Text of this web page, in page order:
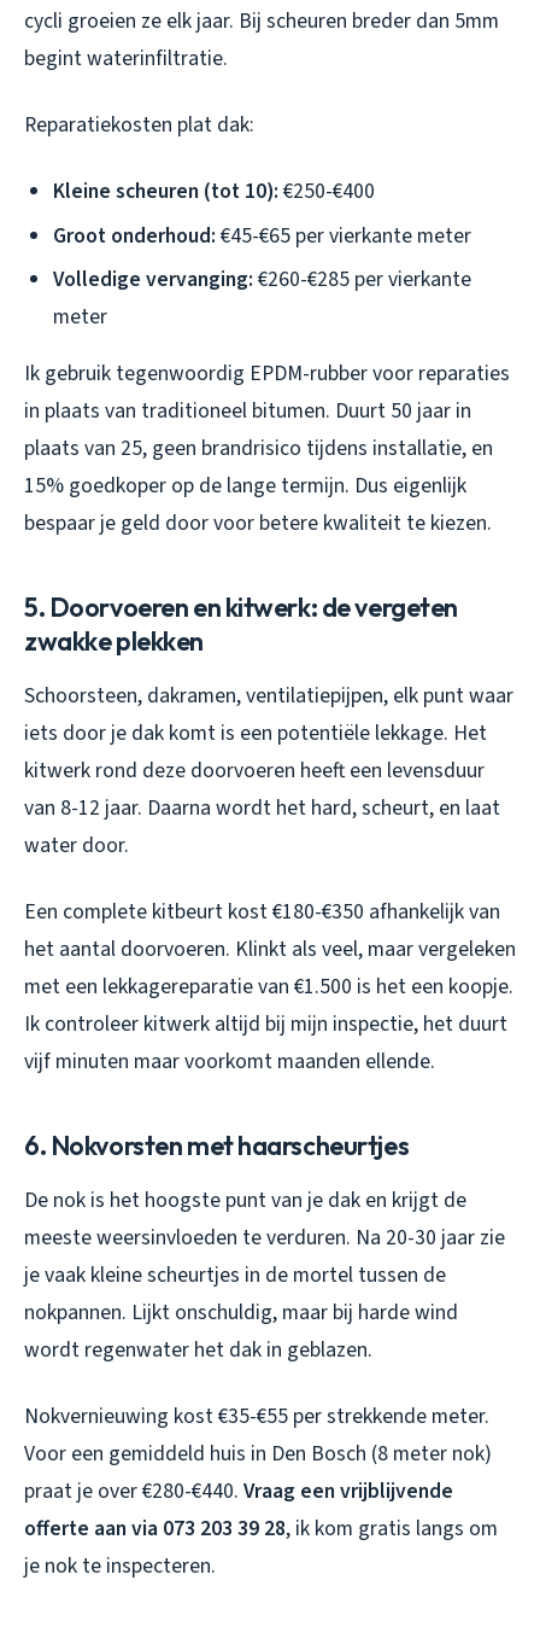
cycli groeien ze elk jaar. Bij scheuren breder dan 5mm
begint waterinfiltratie.
Reparatiekosten plat dak:
Kleine scheuren (tot 10): €250-€400
Groot onderhoud: €45-€65 per vierkante meter
Volledige vervanging: €260-€285 per vierkante
meter
Ik gebruik tegenwoordig EPDM-rubber voor reparaties
in plaats van traditioneel bitumen. Duurt 50 jaar in
plaats van 25, geen brandrisico tijdens installatie, en
15% goedkoper op de lange termijn. Dus eigenlijk
bespaar je geld door voor betere kwaliteit te kiezen.
5. Doorvoeren en kitwerk: de vergeten
zwakke plekken
Schoorsteen, dakramen, ventilatiepijpen, elk punt waar
iets door je dak komt is een potentiële lekkage. Het
kitwerk rond deze doorvoeren heeft een levensduur
van 8-12 jaar. Daarna wordt het hard, scheurt, en laat
water door.
Een complete kitbeurt kost €180-€350 afhankelijk van
het aantal doorvoeren. Klinkt als veel, maar vergeleken
met een lekkagereparatie van €1.500 is het een koopje.
Ik controleer kitwerk altijd bij mijn inspectie, het duurt
vijf minuten maar voorkomt maanden ellende.
6. Nokvorsten met haarscheurtjes
De nok is het hoogste punt van je dak en krijgt de
meeste weersinvloeden te verduren. Na 20-30 jaar zie
je vaak kleine scheurtjes in de mortel tussen de
nokpannen. Lijkt onschuldig, maar bij harde wind
wordt regenwater het dak in geblazen.
Nokvernieuwing kost €35-€55 per strekkende meter.
Voor een gemiddeld huis in Den Bosch (8 meter nok)
praat je over €280-€440. Vraag een vrijblijvende
offerte aan via 073 203 39 28, ik kom gratis langs om
je nok te inspecteren.